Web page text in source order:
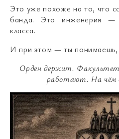
Это уже похоже на то, что
банда. Это инженерия —
класса.
И при этом — ты понимаешь,
Орден держит.
работают. На чём